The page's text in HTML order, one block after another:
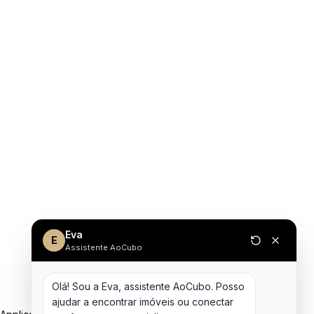
E Eva
Assistente AoCubo
Olá! Sou a Eva, assistente AoCubo. Posso
ajudar a encontrar imóveis ou conectar